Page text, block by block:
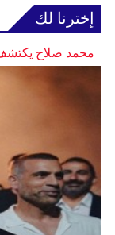
إخترنا لك
محمد صلاح